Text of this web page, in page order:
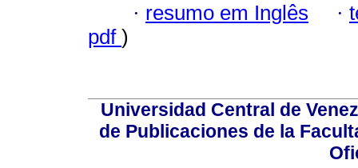
· resumo em Inglês ·
pdf )
Universidad Central de
de Publicaciones de la